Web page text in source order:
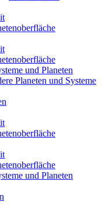
und Planeten
Planeten und Systeme
und Planeten